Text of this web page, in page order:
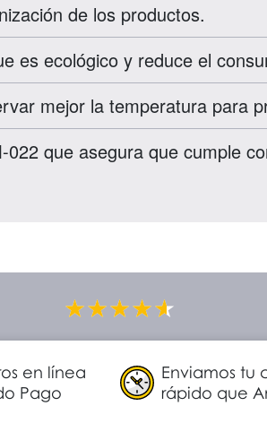
de los productos.
es ecológico y reduce el
mejor la temperatura para
que asegura que cumple
en línea
Pago
Enviamos tu
rápido que